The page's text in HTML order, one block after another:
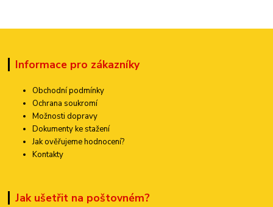
Informace pro zákazníky
Obchodní podmínky
Ochrana soukromí
Možnosti dopravy
Dokumenty ke stažení
Jak ověřujeme hodnocení?
Kontakty
Jak ušetřit na poštovném?